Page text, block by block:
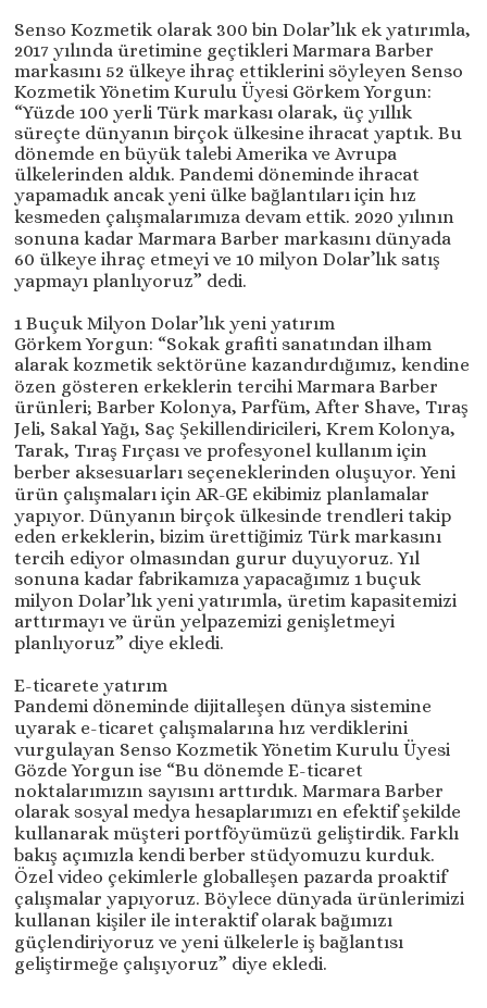
Senso Kozmetik olarak 300 bin Dolar’lık ek yatırımla,
2017 yılında üretimine geçtikleri Marmara Barber
markasını 52 ülkeye ihraç ettiklerini söyleyen Senso
Kozmetik Yönetim Kurulu Üyesi Görkem Yorgun:
“Yüzde 100 yerli Türk markası olarak, üç yıllık
süreçte dünyanın birçok ülkesine ihracat yaptık. Bu
dönemde en büyük talebi Amerika ve Avrupa
ülkelerinden aldık. Pandemi döneminde ihracat
yapamadık ancak yeni ülke bağlantıları için hız
kesmeden çalışmalarımıza devam ettik. 2020 yılının
sonuna kadar Marmara Barber markasını dünyada
60 ülkeye ihraç etmeyi ve 10 milyon Dolar’lık satış
yapmayı planlıyoruz” dedi.
1 Buçuk Milyon Dolar’lık yeni yatırım
Görkem Yorgun: “Sokak grafiti sanatından ilham
alarak kozmetik sektörüne kazandırdığımız, kendine
özen gösteren erkeklerin tercihi Marmara Barber
ürünleri; Barber Kolonya, Parfüm, After Shave, Tıraş
Jeli, Sakal Yağı, Saç Şekillendiricileri, Krem Kolonya,
Tarak, Tıraş Fırçası ve profesyonel kullanım için
berber aksesuarları seçeneklerinden oluşuyor. Yeni
ürün çalışmaları için AR-GE ekibimiz planlamalar
yapıyor. Dünyanın birçok ülkesinde trendleri takip
eden erkeklerin, bizim ürettiğimiz Türk markasını
tercih ediyor olmasından gurur duyuyoruz. Yıl
sonuna kadar fabrikamıza yapacağımız 1 buçuk
milyon Dolar’lık yeni yatırımla, üretim kapasitemizi
arttırmayı ve ürün yelpazemizi genişletmeyi
planlıyoruz” diye ekledi.
E-ticarete yatırım
Pandemi döneminde dijitalleşen dünya sistemine
uyarak e-ticaret çalışmalarına hız verdiklerini
vurgulayan Senso Kozmetik Yönetim Kurulu Üyesi
Gözde Yorgun ise “Bu dönemde E-ticaret
noktalarımızın sayısını arttırdık. Marmara Barber
olarak sosyal medya hesaplarımızı en efektif şekilde
kullanarak müşteri portföyümüzü geliştirdik. Farklı
bakış açımızla kendi berber stüdyomuzu kurduk.
Özel video çekimlerle globalleşen pazarda proaktif
çalışmalar yapıyoruz. Böylece dünyada ürünlerimizi
kullanan kişiler ile interaktif olarak bağımızı
güçlendiriyoruz ve yeni ülkelerle iş bağlantısı
geliştirmeğe çalışıyoruz” diye ekledi.